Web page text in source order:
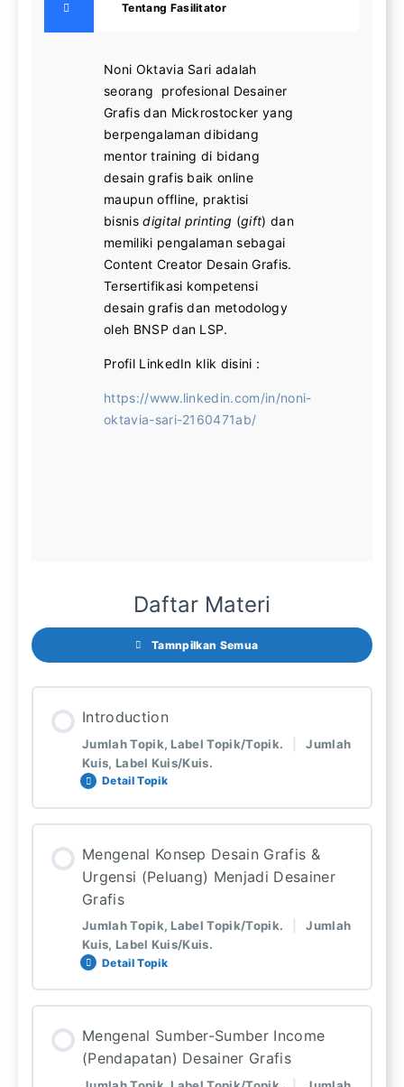
Tentang Fasilitator
Noni Oktavia Sari adalah
seorang profesional Desainer
Grafis dan Mickrostocker yang
berpengalaman dibidang
mentor training di bidang
desain grafis baik online
maupun offline, praktisi
bisnisdigital printing (gift) dan
memiliki pengalaman sebagai
Content Creator Desain Grafis.
Tersertifikasi kompetensi
desain grafis dan metodology
oleh BNSP dan LSP.
Profil LinkedIn klik disini :
https://www.linkedin.com/in/noni-
oktavia-sari-2160471ab/
Daftar Materi
Tamnpilkan Semua
Introduction
Jumlah Topik, Label Topik/Topik.
Jumlah
Kuis, Label Kuis/Kuis.
Detail Topik
0%
COMPLETE
0: Langkah Pelajaran Selesai
1: Total langkah pelajaran
Tentang Kelas Desain Grafis
Pre-Test
Mengenal Konsep Desain Grafis &
Urgensi (Peluang) Menjadi Desainer
Grafis
Jumlah Topik, Label Topik/Topik.
Jumlah
Kuis, Label Kuis/Kuis.
Detail Topik
0%
COMPLETE
0: Langkah Pelajaran Selesai
3: Total langkah pelajaran
Mengenal Sumber-Sumber Income
(Pendapatan) Desainer Grafis